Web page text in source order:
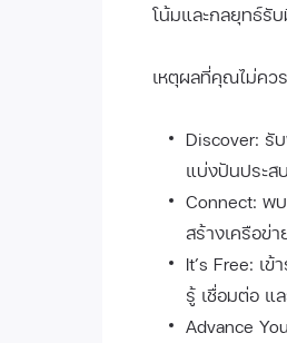
โน้มและกลยุทธ์รั
เหตุผลที่คุณไม่คว
Discover: รั
แบ่งปันประส
Connect: พ
สร้างเครือข่
It’s Free: เ
รู้ เชื่อมต่อ แ
Advance